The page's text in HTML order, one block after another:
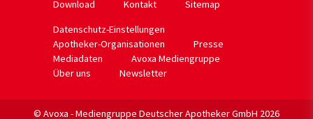
Download
Kontakt
Sitemap
Datenschutz-Einstellungen
Apotheker-Organisationen
Presse
Mediadaten
Avoxa Mediengruppe
Über uns
Newsletter
© Avoxa - Mediengruppe Deutscher Apotheker GmbH 2026